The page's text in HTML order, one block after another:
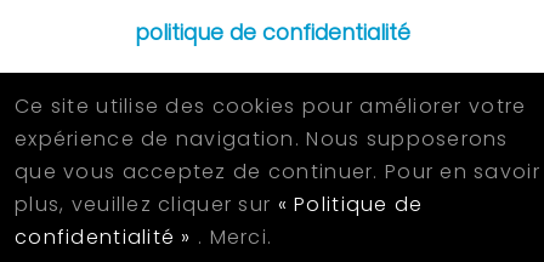
politique de confidentialité
2026 © KUN FENG METAL INDUSTRIAL CO.,LTD. All Rights
Reserved.Designed by Lets MediaEZB2B
Ce site utilise des cookies pour améliorer votre
expérience de navigation. Nous supposerons
que vous acceptez de continuer. Pour en savoir
plus, veuillez cliquer sur « Politique de
confidentialité » . Merci.